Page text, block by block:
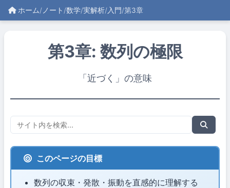
ホーム/ ノート /数学/実解析/入門/第3章
第3章: 数列の極限
「近づく」の意味
このページの目標
数列の収束・発散・振動を直感的に理解する